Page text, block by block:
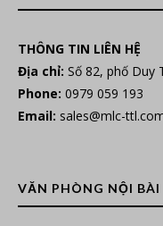
THÔNG TIN LIÊN HỆ
Địa chỉ: Số 82, phố Duy
Phone: 0979 059 193
Email: sales@mlc-
VĂN PHÒNG NỘI BÀI